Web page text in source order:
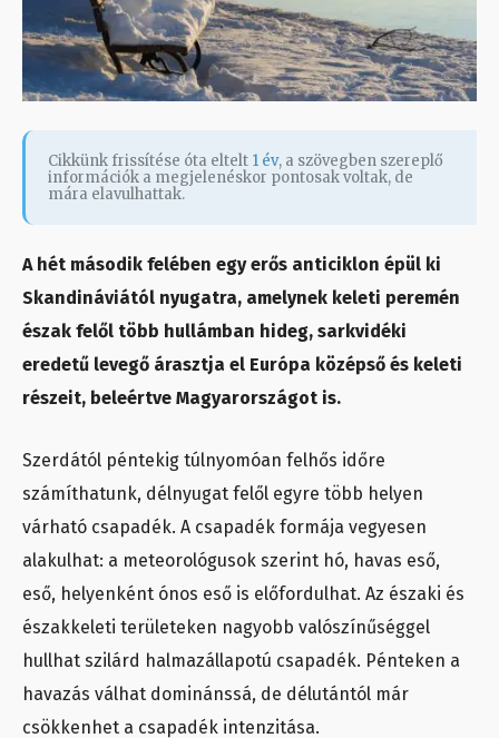
Cikkünk frissítése óta eltelt 1 év, a szövegben szereplő
információk a megjelenéskor pontosak voltak, de
mára elavulhattak.
A hét második felében egy erős anticiklon épül ki
Skandináviától nyugatra, amelynek keleti peremén
észak felől több hullámban hideg, sarkvidéki
eredetű levegő árasztja el Európa középső és keleti
részeit, beleértve Magyarországot is.
Szerdától péntekig túlnyomóan felhős időre
számíthatunk, délnyugat felől egyre több helyen
várható csapadék. A csapadék formája vegyesen
alakulhat: a meteorológusok szerint hó, havas eső,
eső, helyenként ónos eső is előfordulhat. Az északi és
északkeleti területeken nagyobb valószínűséggel
hullhat szilárd halmazállapotú csapadék. Pénteken a
havazás válhat dominánssá, de délutántól már
csökkenhet a csapadék intenzitása.